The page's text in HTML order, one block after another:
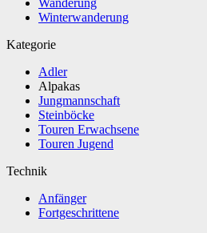
Winterwanderung
Kategorie
Adler
Alpakas
Jungmannschaft
Steinböcke
Touren Erwachsene
Touren Jugend
Technik
Anfänger
Fortgeschrittene